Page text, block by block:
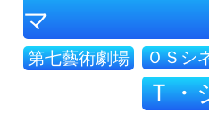
マ
第七藝術劇場 ＯＳシ
Ｔ・